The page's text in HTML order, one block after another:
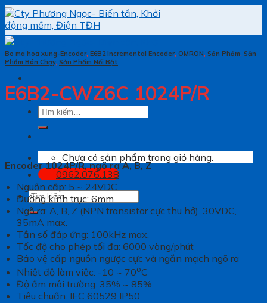
Skip
to
content
Tìm
Chưa có sản phẩm trong giỏ hàng.
0962.076.138
Tìm
kiếm:
Bo ma hoa xung-Encoder, E6B2 Incremental Encoder, OMRON, Sản Phẩm, Sản
Phẩm Bán Chạy, Sản Phẩm Nổi Bật
E6B2-CWZ6C 1024P/R
Encoder 1024P/R, ngõ ra A, B, Z
Nguồn cấp: 5 ~ 24VDC
Đường kính trục: 6mm
Ngõ ra: A, B, Z (NPN transistor cực thu hở). 30VDC,
35mA max.
Tần số đáp ứng: 100kHz max.
Tốc độ cho phép tối đa: 6000 vòng/phút
Bảo vệ cấp nguồn ngược cực và ngắn mạch ngõ ra
Nhiệt độ làm việc: -10 ~ 70oC
Độ ẩm môi trường: 35% ~ 85%
Tiêu chuẩn: IEC 60529 IP50